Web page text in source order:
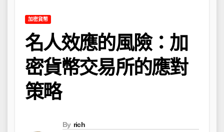
加密貨幣
名人效應的風險：加
密貨幣交易所的應對
策略
By rich